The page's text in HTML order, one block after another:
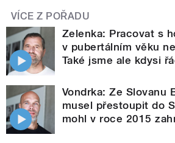
VÍCE Z POŘADU
Zelenka: Pracovat s
v pubertálním věku
Také jsme ale kdysi
Vondrka: Ze Slovanu
musel přestoupit do
mohl v roce 2015